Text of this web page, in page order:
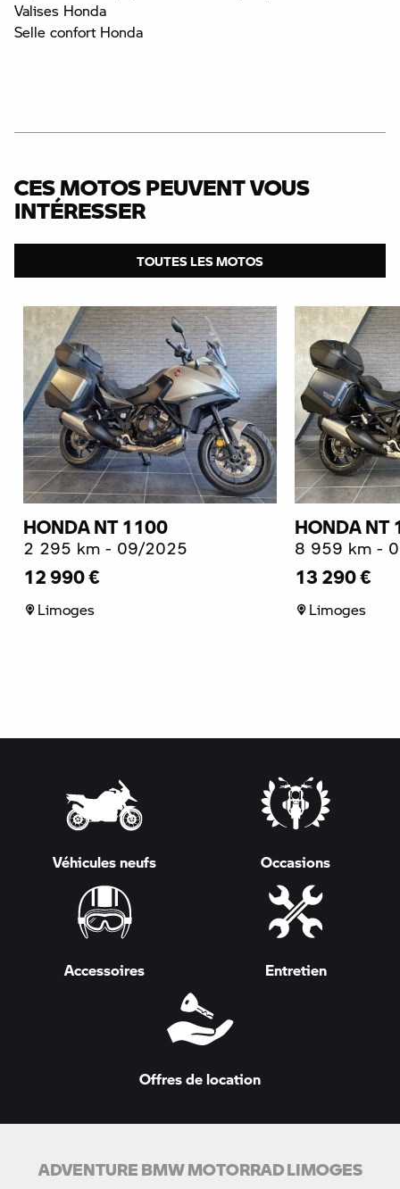
Valises Honda
Selle confort Honda
CES MOTOS PEUVENT VOUS
INTÉRESSER
TOUTES LES MOTOS
HONDA NT 1100
2 295 km - 09/2025
12 990 €
Limoges
HONDA NT
8 959 km -
13 290 €
Limoges
Véhicules neufs Occasions
Accessoires Entretien
Offres de location
ADVENTURE BMW MOTORRAD LIMOGES